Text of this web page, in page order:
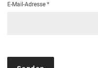
E-Mail-Adresse *